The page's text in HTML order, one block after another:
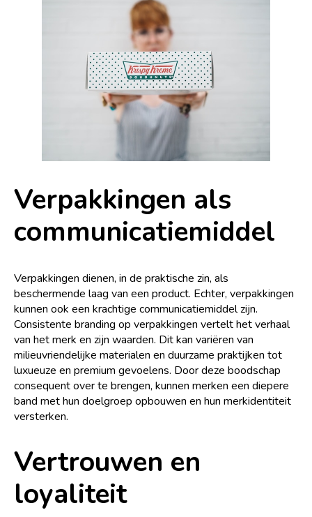
Verpakkingen als
communicatiemiddel
Verpakkingen dienen, in de praktische zin, als
beschermende laag van een product. Echter, verpakkingen
kunnen ook een krachtige communicatiemiddel zijn.
Consistente branding op verpakkingen vertelt het verhaal
van het merk en zijn waarden. Dit kan variëren van
milieuvriendelijke materialen en duurzame praktijken tot
luxueuze en premium gevoelens. Door deze boodschap
consequent over te brengen, kunnen merken een diepere
band met hun doelgroep opbouwen en hun merkidentiteit
versterken.
Vertrouwen en
loyaliteit